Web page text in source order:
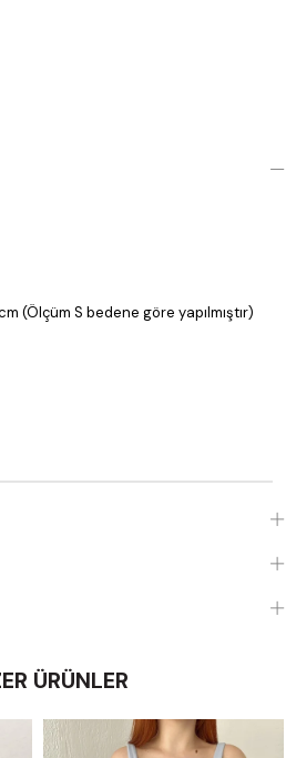
(Ölçüm S bedene göre yapılmıştır)
ÜRÜNLER